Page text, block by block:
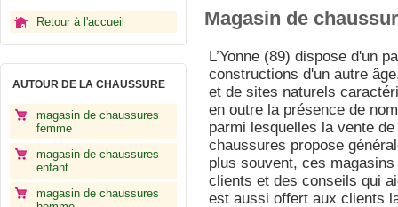
Retour à l'accueil
AUTOUR DE LA CHAUSSURE
magasin de chaussures
femme
magasin de chaussures
enfant
magasin de chaussures
Magasin de
L’Yonne (89) dispose d'un
constructions d'un autre
et de sites naturels
en outre la présence de
parmi lesquelles la vente
chaussures propose
plus souvent, ces
clients et des conseils qui
est aussi offert aux clients